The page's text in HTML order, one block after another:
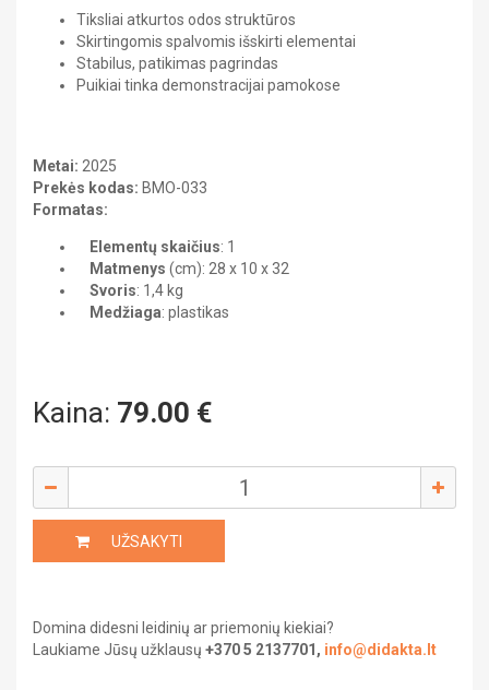
Dalijamoji medžiaga
Sieniniai žemėlapiai
Kabinetų įranga
Progimnazija
BIOLOGIJA
CHEMIJA
DAILĖ
FIZIKA
MATEMATIKA
MUZIKA
Gimnazija
BIOLOGIJA
CHEMIJA
LIETUVIŲ KALBA
PILIETINIS UGDYMAS
Kelionių literatūra
Pažintinė literatūra
Grožinė literatūra
GEOGRAFIJA
ISTORIJA
MATEMATIKA
PILIETINIS UGDYMAS
Tiksliai atkurtos odos struktūros
Skirtingomis spalvomis išskirti elementai
Stabilus, patikimas pagrindas
Puikiai tinka demonstracijai pamokose
Metai: 2025
Prekės kodas: BMO-033
Formatas:
Elementų skaičius: 1
Matmenys (cm): 28 x 10 x 32
Svoris: 1,4 kg
Medžiaga: plastikas
Kaina: 79.00 €
UŽSAKYTI
Domina didesni leidinių ar priemonių kiekiai?
Laukiame Jūsų užklausų +370 5 2137701, info@didakta.lt